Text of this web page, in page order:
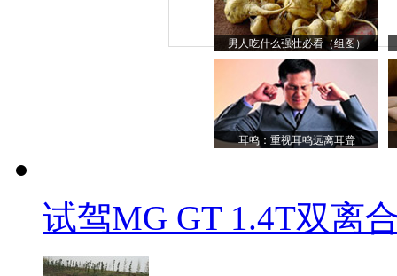
男人吃什么强壮必看（组图）
耳鸣：重视耳鸣远离耳聋
试驾MG GT 1.4T双离